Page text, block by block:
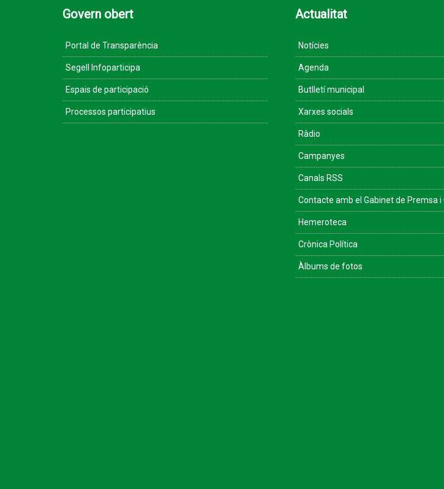
Govern obert
Portal de Transparència
Segell Infoparticipa
Espais de participació
Processos participatius
Actualitat
Notícies
Agenda
Butlletí municipal
Xarxes socials
Ràdio
Campanyes
Canals RSS
Contacte amb el Gabinet de Premsa i
Hemeroteca
Crònica Política
Àlbums de fotos